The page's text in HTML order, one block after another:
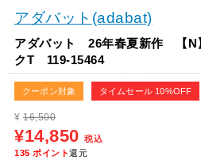
アダバット(adabat)
アダバット 26年春夏新作 【N
クT 119-15464
クーポン対象 タイムセール 10%OFF
¥ 16,500
¥14,850 税込
135 ポイント還元